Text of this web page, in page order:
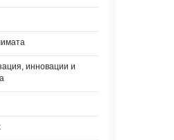
инновации и